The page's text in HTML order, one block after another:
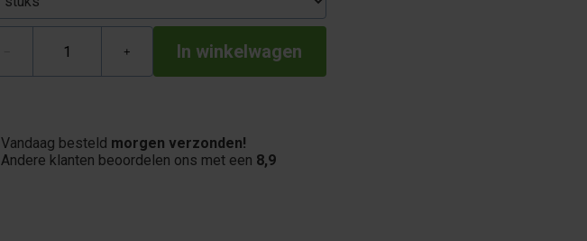
+
Vandaag besteld morgen verzonden!
Andere klanten beoordelen ons met een 8,9